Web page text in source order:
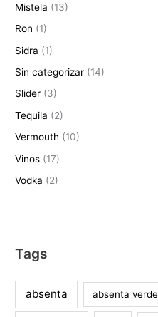
Mistela (13)
Ron (1)
Sidra (1)
Sin categorizar (14)
Slider (3)
Tequila (2)
Vermouth (10)
Vinos (17)
Vodka (2)
Tags
absenta absenta verde